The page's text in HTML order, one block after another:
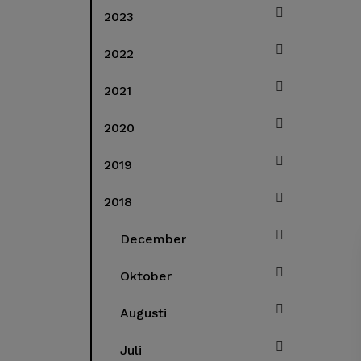
2023
2022
2021
2020
2019
2018
December
Oktober
Augusti
Juli